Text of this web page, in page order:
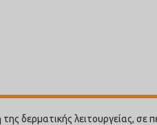
δερματικής λειτουργείας,